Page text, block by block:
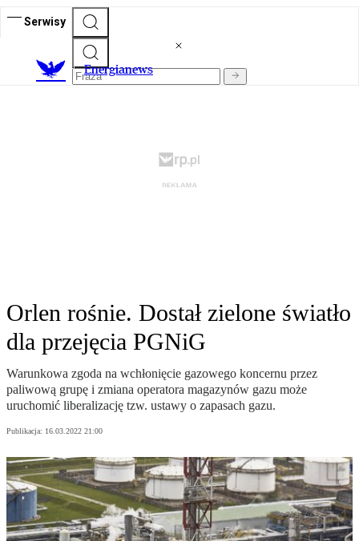
Serwisy
Energianews
Orlen rośnie. Dostał zielone światło
dla przejęcia PGNiG
Warunkowa zgoda na wchłonięcie gazowego koncernu przez
paliwową grupę i zmiana operatora magazynów gazu może
uruchomić liberalizację tzw. ustawy o zapasach gazu.
Publikacja: 16.03.2022 21:00